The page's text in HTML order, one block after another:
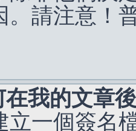
。請注意！
我的文章
立一個簽名